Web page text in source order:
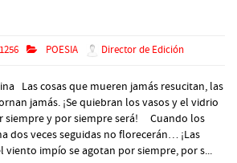
1256 POESIA Director de Edición
Las cosas que mueren jamás resucitan, las
jamás. ¡Se quiebran los vasos y el vidrio
siempre y por siempre será! Cuando los
dos veces seguidas no florecerán… ¡Las
viento impío se agotan por siempre, por s...